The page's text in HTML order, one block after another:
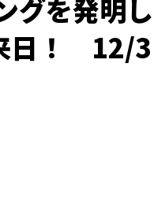
グを発明
日！ 12/